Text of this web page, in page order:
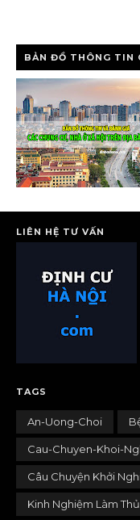
BẢN ĐỒ THÔNG TIN
LIÊN HỆ TƯ VẤN
TAGS
An-Uong-Choi
Cau-Chuyen-Khoi-
Câu Chuyện Khởi
Kinh Nghiệm Làm